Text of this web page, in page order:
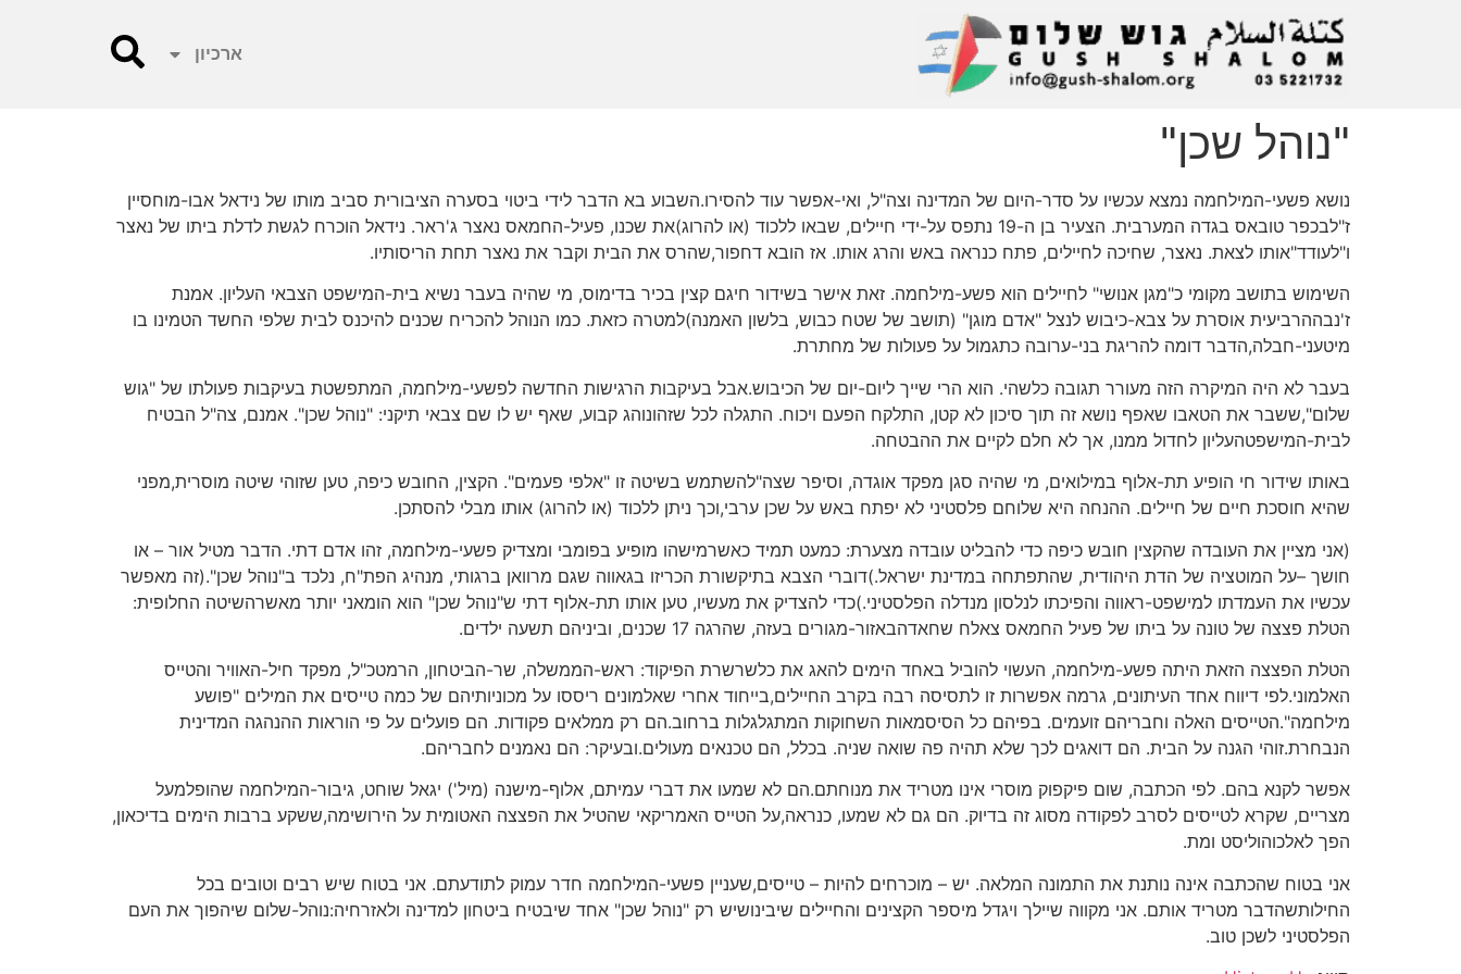
ארכיון
"נוהל שכן"
נושא פשעי-המילחמה נמצא עכשיו על סדר-היום של המדינה וצה"ל, ואי-אפשר עוד להסירו.השבוע בא הדבר לידי ביטוי בסערה הציבורית סביב מותו של נידאל אבו-מוחסיין
ז"לבכפר טובאס בגדה המערבית. הצעיר בן ה-19 נתפס על-ידי חיילים, שבאו ללכוד (או להרוג)את שכנו, פעיל-החמאס נאצר ג'ראר. נידאל הוכרח לגשת לדלת ביתו של נאצר
ו"לעודד"אותו לצאת. נאצר, שחיכה לחיילים, פתח כנראה באש והרג אותו. אז הובא דחפור,שהרס את הבית וקבר את נאצר תחת הריסותיו.
השימוש בתושב מקומי כ"מגן אנושי" לחיילים הוא פשע-מילחמה. זאת אישר בשידור חיגם קצין בכיר בדימוס, מי שהיה בעבר נשיא בית-המישפט הצבאי העליון. אמנת
ז'נבההרביעית אוסרת על צבא-כיבוש לנצל "אדם מוגן" (תושב של שטח כבוש, בלשון האמנה)למטרה כזאת. כמו הנוהל להכריח שכנים להיכנס לבית שלפי החשד הטמינו בו
מיטעני-חבלה,הדבר דומה להריגת בני-ערובה כתגמול על פעולות של מחתרת.
בעבר לא היה המיקרה הזה מעורר תגובה כלשהי. הוא הרי שייך ליום-יום של הכיבוש.אבל בעיקבות הרגישות החדשה לפשעי-מילחמה, המתפשטת בעיקבות פעולתו של "גוש
שלום",ששבר את הטאבו שאפף נושא זה תוך סיכון לא קטן, התלקח הפעם ויכוח. התגלה לכל שזהונוהג קבוע, שאף יש לו שם צבאי תיקני: "נוהל שכן". אמנם, צה"ל הבטיח
לבית-המישפטהעליון לחדול ממנו, אך לא חלם לקיים את ההבטחה.
באותו שידור חי הופיע תת-אלוף במילואים, מי שהיה סגן מפקד אוגדה, וסיפר שצה"להשתמש בשיטה זו "אלפי פעמים". הקצין, החובש כיפה, טען שזוהי שיטה מוסרית,מפני
שהיא חוסכת חיים של חיילים. ההנחה היא שלוחם פלסטיני לא יפתח באש על שכן ערבי,וכך ניתן ללכוד (או להרוג) אותו מבלי להסתכן.
(אני מציין את העובדה שהקצין חובש כיפה כדי להבליט עובדה מצערת: כמעט תמיד כאשרמישהו מופיע בפומבי ומצדיק פשעי-מילחמה, זהו אדם דתי. הדבר מטיל אור – או
חושך –על המוטציה של הדת היהודית, שהתפתחה במדינת ישראל.)דוברי הצבא בתיקשורת הכריזו בגאווה שגם מרוואן ברגותי, מנהיג הפת"ח, נלכד ב"נוהל שכן".(זה מאפשר
עכשיו את העמדתו למישפט-ראווה והפיכתו לנלסון מנדלה הפלסטיני.)כדי להצדיק את מעשיו, טען אותו תת-אלוף דתי ש"נוהל שכן" הוא הומאני יותר מאשרהשיטה החלופית:
הטלת פצצה של טונה על ביתו של פעיל החמאס צאלח שחאדהבאזור-מגורים בעזה, שהרגה 17 שכנים, וביניהם תשעה ילדים.
הטלת הפצצה הזאת היתה פשע-מילחמה, העשוי להוביל באחד הימים להאג את כלשרשרת הפיקוד: ראש-הממשלה, שר-הביטחון, הרמטכ"ל, מפקד חיל-האוויר והטייס
האלמוני.לפי דיווח אחד העיתונים, גרמה אפשרות זו לתסיסה רבה בקרב החיילים,בייחוד אחרי שאלמונים ריססו על מכוניותיהם של כמה טייסים את המילים "פושע
מילחמה".הטייסים האלה וחבריהם זועמים. בפיהם כל הסיסמאות השחוקות המתגלגלות ברחוב.הם רק ממלאים פקודות. הם פועלים על פי הוראות ההנהגה המדינית
הנבחרת.זוהי הגנה על הבית. הם דואגים לכך שלא תהיה פה שואה שניה. בכלל, הם טכנאים מעולים.ובעיקר: הם נאמנים לחבריהם.
אפשר לקנא בהם. לפי הכתבה, שום פיקפוק מוסרי אינו מטריד את מנוחתם.הם לא שמעו את דברי עמיתם, אלוף-מישנה (מיל') יגאל שוחט, גיבור-המילחמה שהופלמעל
מצריים, שקרא לטייסים לסרב לפקודה מסוג זה בדיוק. הם גם לא שמעו, כנראה,על הטייס האמריקאי שהטיל את הפצצה האטומית על הירושימה,ששקע ברבות הימים בדיכאון,
הפך לאלכוהוליסט ומת.
אני בטוח שהכתבה אינה נותנת את התמונה המלאה. יש – מוכרחים להיות – טייסים,שעניין פשעי-המילחמה חדר עמוק לתודעתם. אני בטוח שיש רבים וטובים בכל
החילותשהדבר מטריד אותם. אני מקווה שיילך ויגדל מיספר הקצינים והחיילים שיבינושיש רק "נוהל שכן" אחד שיבטיח ביטחון למדינה ולאזרחיה:נוהל-שלום שיהפוך את העם
הפלסטיני לשכן טוב.